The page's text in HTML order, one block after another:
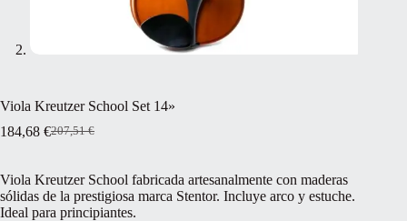
Viola Kreutzer School Set 14»
207,51€
El
era:
207,51 €.
184,68 €El
es:
184,68 €.
Viola Kreutzer School fabricada artesanalmente con maderas
sólidas de la prestigiosa marca Stentor. Incluye arco y estuche.
Ideal para principiantes.